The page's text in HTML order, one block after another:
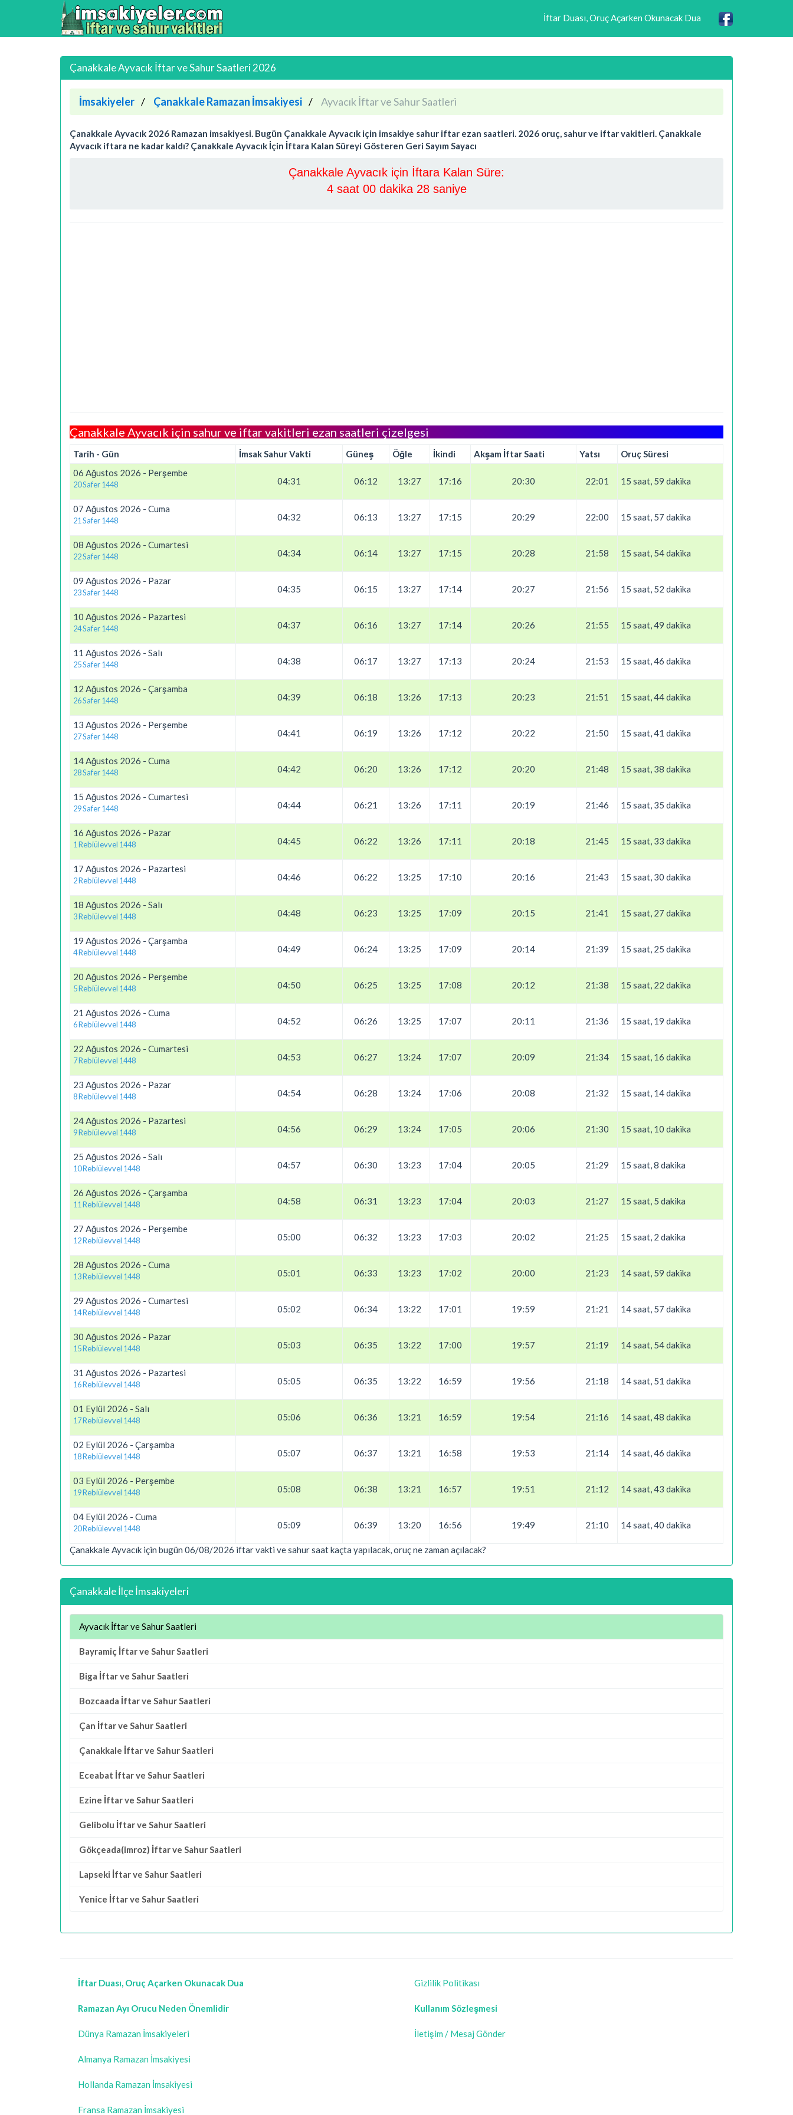
İftar Duası, Oruç Açarken Okunacak Dua
Çanakkale Ayvacık İftar ve Sahur Saatleri 2026
İmsakiyeler Çanakkale Ramazan İmsakiyesi Ayvacık İftar ve Sahur Saatleri
Çanakkale Ayvacık 2026 Ramazan imsakiyesi. Bugün Çanakkale Ayvacık için imsakiye sahur iftar ezan saatleri. 2026 oruç, sahur ve iftar vakitleri. Çanakkale
Ayvacık iftara ne kadar kaldı? Çanakkale Ayvacık İçin İftara Kalan Süreyi Gösteren Geri Sayım Sayacı
Çanakkale Ayvacık için İftara Kalan Süre:
4 saat 00 dakika 28 saniye
Çanakkale Ayvacık için sahur ve iftar vakitleri ezan saatleri çizelgesi
Tarih - Gün İmsak Sahur Vakti Güneş Öğle İkindi Akşam İftar Saati Yatsı
Oruç Süresi
06 Ağustos 2026 - Perşembe
20 Safer 1448 04:31 06:12 13:27 17:16 20:30 22:01 15 saat, 59 dakika
07 Ağustos 2026 - Cuma
21 Safer 1448 04:32 06:13 13:27 17:15 20:29 22:00 15 saat, 57 dakika
08 Ağustos 2026 - Cumartesi
22 Safer 1448 04:34 06:14 13:27 17:15 20:28 21:58 15 saat, 54 dakika
09 Ağustos 2026 - Pazar
23 Safer 1448 04:35 06:15 13:27 17:14 20:27 21:56 15 saat, 52 dakika
10 Ağustos 2026 - Pazartesi
24 Safer 1448 04:37 06:16 13:27 17:14 20:26 21:55 15 saat, 49 dakika
11 Ağustos 2026 - Salı
25 Safer 1448 04:38 06:17 13:27 17:13 20:24 21:53 15 saat, 46 dakika
12 Ağustos 2026 - Çarşamba
26 Safer 1448 04:39 06:18 13:26 17:13 20:23 21:51 15 saat, 44 dakika
13 Ağustos 2026 - Perşembe
27 Safer 1448 04:41 06:19 13:26 17:12 20:22 21:50 15 saat, 41 dakika
14 Ağustos 2026 - Cuma
28 Safer 1448 04:42 06:20 13:26 17:12 20:20 21:48 15 saat, 38 dakika
15 Ağustos 2026 - Cumartesi
29 Safer 1448 04:44 06:21 13:26 17:11 20:19 21:46 15 saat, 35 dakika
16 Ağustos 2026 - Pazar
1 Rebiülevvel 1448 04:45 06:22 13:26 17:11 20:18 21:45 15 saat, 33 dakika
17 Ağustos 2026 - Pazartesi
2 Rebiülevvel 1448 04:46 06:22 13:25 17:10 20:16 21:43 15 saat, 30 dakika
18 Ağustos 2026 - Salı
3 Rebiülevvel 1448 04:48 06:23 13:25 17:09 20:15 21:41 15 saat, 27 dakika
19 Ağustos 2026 - Çarşamba
4 Rebiülevvel 1448 04:49 06:24 13:25 17:09 20:14 21:39 15 saat, 25 dakika
20 Ağustos 2026 - Perşembe
5 Rebiülevvel 1448 04:50 06:25 13:25 17:08 20:12 21:38 15 saat, 22 dakika
21 Ağustos 2026 - Cuma
6 Rebiülevvel 1448 04:52 06:26 13:25 17:07 20:11 21:36 15 saat, 19 dakika
22 Ağustos 2026 - Cumartesi
7 Rebiülevvel 1448 04:53 06:27 13:24 17:07 20:09 21:34 15 saat, 16 dakika
23 Ağustos 2026 - Pazar
8 Rebiülevvel 1448 04:54 06:28 13:24 17:06 20:08 21:32 15 saat, 14 dakika
24 Ağustos 2026 - Pazartesi
9 Rebiülevvel 1448 04:56 06:29 13:24 17:05 20:06 21:30 15 saat, 10 dakika
25 Ağustos 2026 - Salı
10 Rebiülevvel 1448 04:57 06:30 13:23 17:04 20:05 21:29 15 saat, 8 dakika
26 Ağustos 2026 - Çarşamba
11 Rebiülevvel 1448 04:58 06:31 13:23 17:04 20:03 21:27 15 saat, 5 dakika
27 Ağustos 2026 - Perşembe
12 Rebiülevvel 1448 05:00 06:32 13:23 17:03 20:02 21:25 15 saat, 2 dakika
28 Ağustos 2026 - Cuma
13 Rebiülevvel 1448 05:01 06:33 13:23 17:02 20:00 21:23 14 saat, 59 dakika
29 Ağustos 2026 - Cumartesi
14 Rebiülevvel 1448 05:02 06:34 13:22 17:01 19:59 21:21 14 saat, 57 dakika
30 Ağustos 2026 - Pazar
15 Rebiülevvel 1448 05:03 06:35 13:22 17:00 19:57 21:19 14 saat, 54 dakika
31 Ağustos 2026 - Pazartesi
16 Rebiülevvel 1448 05:05 06:35 13:22 16:59 19:56 21:18 14 saat, 51 dakika
01 Eylül 2026 - Salı
17 Rebiülevvel 1448 05:06 06:36 13:21 16:59 19:54 21:16 14 saat, 48 dakika
02 Eylül 2026 - Çarşamba
18 Rebiülevvel 1448 05:07 06:37 13:21 16:58 19:53 21:14 14 saat, 46 dakika
03 Eylül 2026 - Perşembe
19 Rebiülevvel 1448 05:08 06:38 13:21 16:57 19:51 21:12 14 saat, 43 dakika
04 Eylül 2026 - Cuma
20 Rebiülevvel 1448 05:09 06:39 13:20 16:56 19:49 21:10 14 saat, 40 dakika
Çanakkale Ayvacık için bugün 06/08/2026 iftar vakti ve sahur saat kaçta yapılacak, oruç ne zaman açılacak?
Çanakkale İlçe İmsakiyeleri
Ayvacık İftar ve Sahur Saatleri
Bayramiç İftar ve Sahur Saatleri
Biga İftar ve Sahur Saatleri
Bozcaada İftar ve Sahur Saatleri
Çan İftar ve Sahur Saatleri
Çanakkale İftar ve Sahur Saatleri
Eceabat İftar ve Sahur Saatleri
Ezine İftar ve Sahur Saatleri
Gelibolu İftar ve Sahur Saatleri
Gökçeada(imroz) İftar ve Sahur Saatleri
Lapseki İftar ve Sahur Saatleri
Yenice İftar ve Sahur Saatleri
İftar Duası, Oruç Açarken Okunacak Dua
Ramazan Ayı Orucu Neden Önemlidir
Dünya Ramazan İmsakiyeleri
Almanya Ramazan İmsakiyesi
Hollanda Ramazan İmsakiyesi
Fransa Ramazan İmsakiyesi
Gizlilik Politikası
Kullanım Sözleşmesi
İletişim / Mesaj Gönder